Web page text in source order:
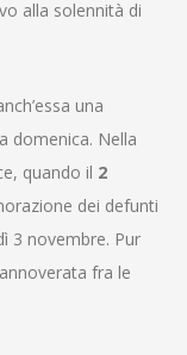
alla solennità di
una
domenica. Nella
quando il 2
dei defunti
3 novembre. Pur
fra le